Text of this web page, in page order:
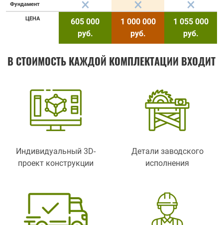
Фундамент
ЦЕНА
605 000
руб.
1 000 000
руб.
1 055 000
руб.
В СТОИМОСТЬ КАЖДОЙ КОМПЛЕКТАЦИИ ВХОДИТ
Индивидуальный 3D-
проект конструкции
Детали заводского
исполнения